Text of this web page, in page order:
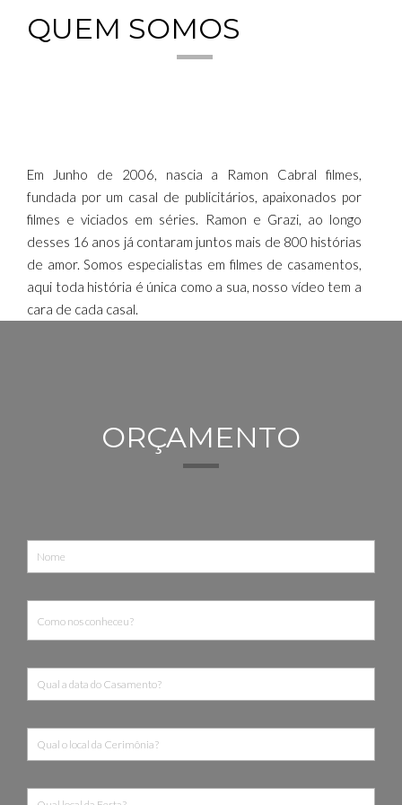
QUEM SOMOS
Em Junho de 2006, nascia a Ramon Cabral filmes,
fundada por um casal de publicitários, apaixonados por
filmes e viciados em séries. Ramon e Grazi, ao longo
desses 16 anos já contaram juntos mais de 800 histórias
de amor. Somos especialistas em filmes de casamentos,
aqui toda história é única como a sua, nosso vídeo tem a
cara de cada casal.
ORÇAMENTO